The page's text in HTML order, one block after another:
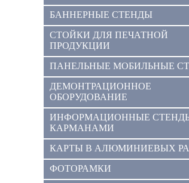
БАННЕРНЫЕ СТЕНДЫ
СТОЙКИ ДЛЯ ПЕЧАТНОЙ
ПРОДУКЦИИ
ПАНЕЛЬНЫЕ МОБИЛЬНЫЕ
ДЕМОНТРАЦИОННОЕ
ОБОРУДОВАНИЕ
ИНФОРМАЦИОННЫЕ
КАРМАНАМИ
КАРТЫ В АЛЮМИНИЕВЫХ
ФОТОРАМКИ